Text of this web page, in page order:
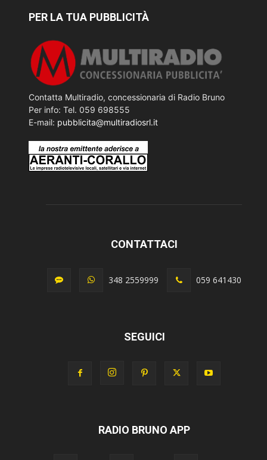
PER LA TUA PUBBLICITÀ
Contatta Multiradio, concessionaria di Radio Bruno
Per info: Tel. 059 698555
E-mail: pubblicita@multiradiosrl.it
CONTATTACI
348 2559999 059 641430
SEGUICI
RADIO BRUNO APP